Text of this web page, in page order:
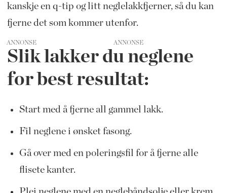
kanskje en q-tip og litt neglelakkfjerner, så du kan
fjerne det som kommer utenfor.
ANNONSE
Slik lakker du neglene
for best resultat:
Start med å fjerne all gammel lakk.
Fil neglene i ønsket fasong.
Gå over med en poleringsfil for å fjerne alle
flisete kanter.